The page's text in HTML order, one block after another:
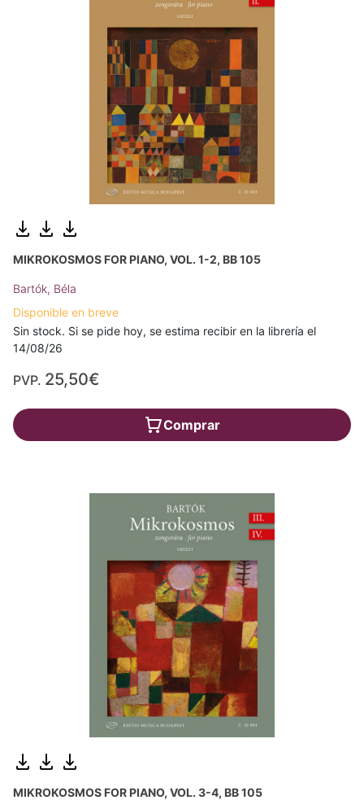
MIKROKOSMOS FOR PIANO, VOL. 1-2, BB 105
Bartók, Béla
Disponible en breve
Sin stock. Si se pide hoy, se estima recibir en la librería el
14/08/26
PVP. 25,50€
Comprar
MIKROKOSMOS FOR PIANO, VOL. 3-4, BB 105